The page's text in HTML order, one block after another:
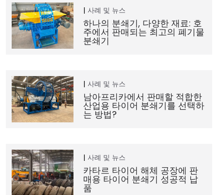
사례 및 뉴스
하나의 분쇄기, 다양한 재료: 호
주에서 판매되는 최고의 폐기물
분쇄기
사례 및 뉴스
남아프리카에서 판매할 적합한
산업용 타이어 분쇄기를 선택하
는 방법?
사례 및 뉴스
카타르 타이어 해체 공장에 판
매용 타이어 분쇄기 성공적 납
품